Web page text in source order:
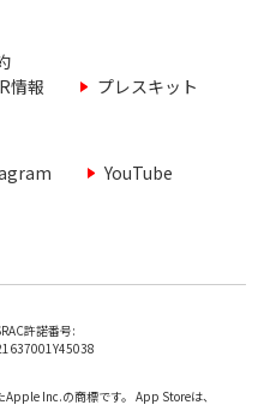
情報 プレスキット
YouTube
許諾番号:
Inc.の商標です。 App Storeは、